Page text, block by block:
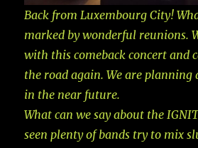
Back from Luxembourg City!
marked by wonderful reunions.
with this comeback concert and
the road again. We are planning
in the near future.
What can we say about the
seen plenty of bands try to mix